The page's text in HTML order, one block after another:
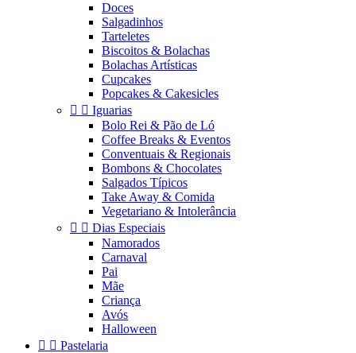
Doces
Salgadinhos
Tarteletes
Biscoitos & Bolachas
Bolachas Artísticas
Cupcakes
Popcakes & Cakesicles
  Iguarias
Bolo Rei & Pão de Ló
Coffee Breaks & Eventos
Conventuais & Regionais
Bombons & Chocolates
Salgados Típicos
Take Away & Comida
Vegetariano & Intolerância
  Dias Especiais
Namorados
Carnaval
Pai
Mãe
Criança
Avós
Halloween
  Pastelaria